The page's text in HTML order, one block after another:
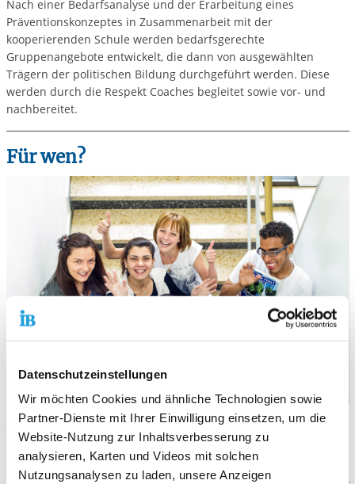
Datenschutzeinstellungen
Wir möchten Cookies und ähnliche Technologien sowie
Partner-Dienste mit Ihrer Einwilligung einsetzen, um die
Website-Nutzung zur Inhaltsverbesserung zu
analysieren, Karten und Videos mit solchen
Nutzungsanalysen zu laden, unsere Anzeigen
Nach einer Bedarfsanalyse und der Erarbeitung eines
Präventionskonzeptes in Zusammenarbeit mit der
kooperierenden Schule werden bedarfsgerechte
Gruppenangebote entwickelt, die dann von ausgewählten
Trägern der politischen Bildung durchgeführt werden. Diese
werden durch die Respekt Coaches begleitet sowie vor- und
nachbereitet.
Für wen?
ALLE Schüler*innen der kooperierenden Schulen zwischen 12
und 27 Jahren (mit und ohne Migrationshintergrund) im
Klassenverband oder in Arbeitsgruppen.